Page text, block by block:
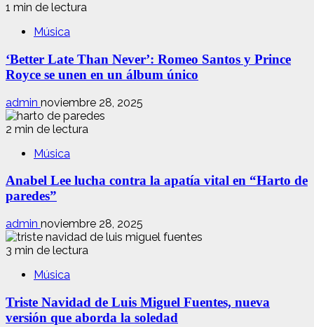
1 min de lectura
Música
‘Better Late Than Never’: Romeo Santos y Prince
Royce se unen en un álbum único
admin noviembre 28, 2025
2 min de lectura
Música
Anabel Lee lucha contra la apatía vital en “Harto de
paredes”
admin noviembre 28, 2025
3 min de lectura
Música
Triste Navidad de Luis Miguel Fuentes, nueva
versión que aborda la soledad